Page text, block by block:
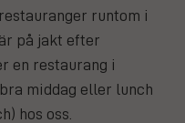
runtom i
på jakt efter
en restaurang i
middag eller lunch
hos oss.